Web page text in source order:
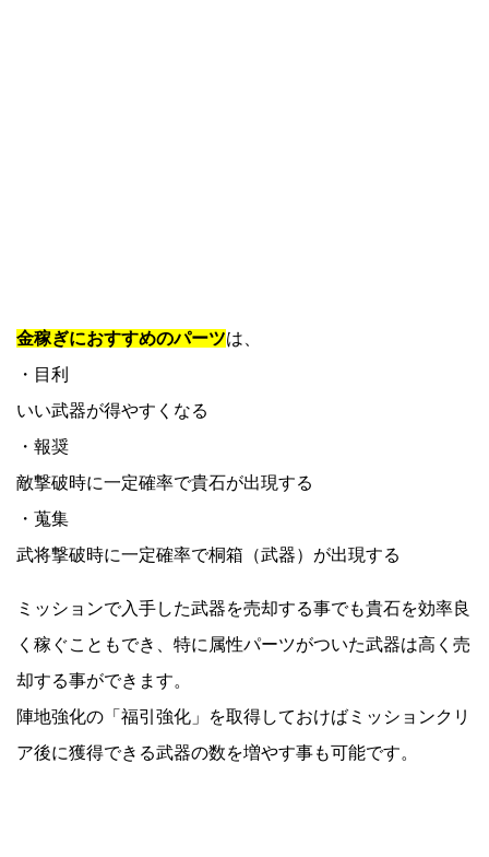
金稼ぎにおすすめのパーツは、
・目利
いい武器が得やすくなる
・報奨
敵撃破時に一定確率で貴石が出現する
・蒐集
武将撃破時に一定確率で桐箱（武器）が出現する
ミッションで入手した武器を売却する事でも貴石を効率良
く稼ぐこともでき、特に属性パーツがついた武器は高く売
却する事ができます。
陣地強化の「福引強化」を取得しておけばミッションクリ
ア後に獲得できる武器の数を増やす事も可能です。